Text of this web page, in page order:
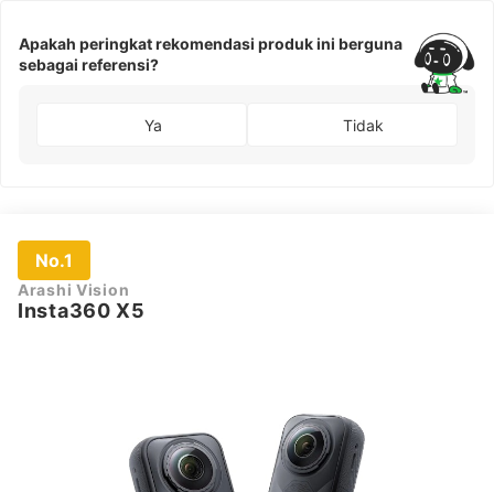
Apakah peringkat rekomendasi produk ini berguna
sebagai referensi?
Ya Tidak
No.1
Arashi Vision
Insta360 X5